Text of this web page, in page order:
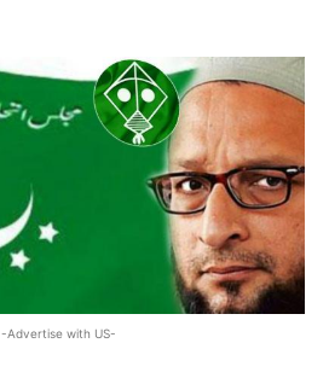
-Advertise with US-